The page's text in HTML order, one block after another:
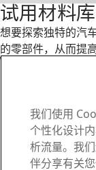
试用材料
想要探索独特的汽
的零部件，从而提
如有任
与我
我们使用
个性化设计
析流量。我
伴分享有关